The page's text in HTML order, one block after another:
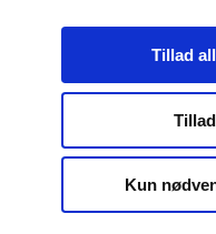
Tillad
Kun
Særlige
produktområder